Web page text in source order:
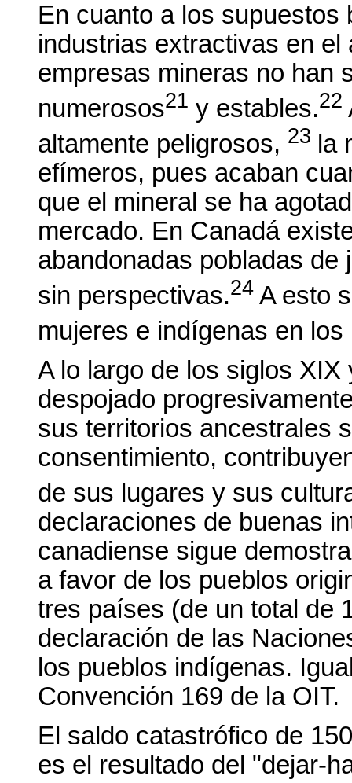
En cuanto a los
industrias extractivas en
empresas mineras no han
numerosos21 y estables.22
altamente peligrosos, 23 la
efímeros, pues acaban
que el mineral se ha
mercado. En Canadá
abandonadas pobladas de
sin perspectivas.24 A esto
mujeres e indígenas en
A lo largo de los siglos
despojado
sus territorios ancestrales
consentimiento,
de sus lugares y sus
declaraciones de buenas
canadiense sigue
a favor de los pueblos
tres países (de un total de
declaración de las
los pueblos indígenas.
Convención 169 de la OIT.
El saldo catastrófico de
es el resultado del "dejar-